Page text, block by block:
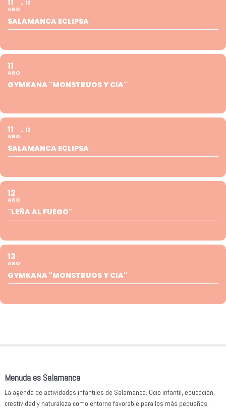
AGO
12
SALAMANCA ECLIPSA
11
AGO
GYMKANA "MONSTRUOS Y CIA"
11
AGO
12
SALAMANCA ECLIPSA
12
AGO
"LEÑA AL FUEGO"
13
AGO
GYMKANA "MONSTRUOS Y CIA"
Menuda es Salamanca
La agenda de actividades infantiles de Salamanca. Ocio infantil, educación,
creatividad y naturaleza como entorno favorable para los más pequeños.